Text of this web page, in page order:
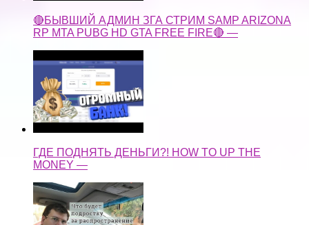
🔴БЫВШИЙ АДМИН ЗГА СТРИМ SAMP ARIZONA
RP MTA PUBG HD GTA FREE FIRE🔴 —
ГДЕ ПОДНЯТЬ ДЕНЬГИ?! HOW TO UP THE
MONEY —